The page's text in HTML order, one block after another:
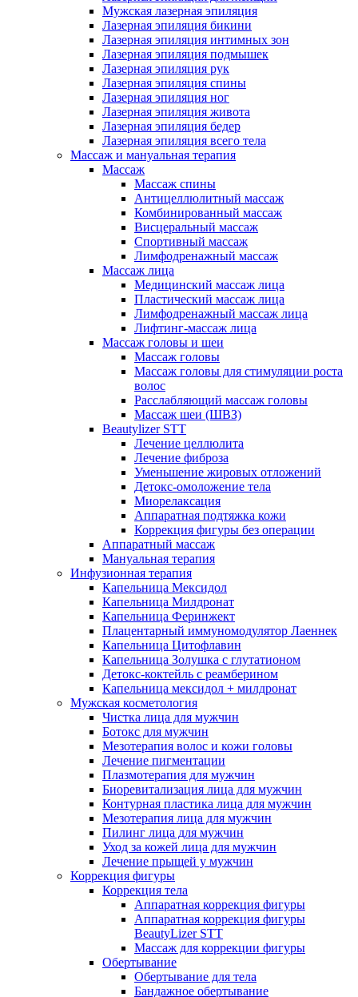
Мужская лазерная эпиляция
Лазерная эпиляция бикини
Лазерная эпиляция интимных зон
Лазерная эпиляция подмышек
Лазерная эпиляция рук
Лазерная эпиляция спины
Лазерная эпиляция ног
Лазерная эпиляция живота
Лазерная эпиляция бедер
Лазерная эпиляция всего тела
Массаж и мануальная терапия
Массаж
Массаж спины
Антицеллюлитный массаж
Комбинированный массаж
Висцеральный массаж
Спортивный массаж
Лимфодренажный массаж
Массаж лица
Медицинский массаж лица
Пластический массаж лица
Лимфодренажный массаж лица
Лифтинг-массаж лица
Массаж головы и шеи
Массаж головы
Массаж головы для стимуляции роста
волос
Расслабляющий массаж головы
Массаж шеи (ШВЗ)
Beautylizer STT
Лечение целлюлита
Лечение фиброза
Уменьшение жировых отложений
Детокс-омоложение тела
Миорелаксация
Аппаратная подтяжка кожи
Коррекция фигуры без операции
Аппаратный массаж
Мануальная терапия
Инфузионная терапия
Капельница Мексидол
Капельница Милдронат
Капельница Феринжект
Плацентарный иммуномодулятор Лаеннек
Капельница Цитофлавин
Капельница Золушка с глутатионом
Детокс-коктейль с реамберином
Капельница мексидол + милдронат
Мужская косметология
Чистка лица для мужчин
Ботокс для мужчин
Мезотерапия волос и кожи головы
Лечение пигментации
Плазмотерапия для мужчин
Биоревитализация лица для мужчин
Контурная пластика лица для мужчин
Мезотерапия лица для мужчин
Пилинг лица для мужчин
Уход за кожей лица для мужчин
Лечение прыщей у мужчин
Коррекция фигуры
Коррекция тела
Аппаратная коррекция фигуры
Аппаратная коррекция фигуры
BeautyLizer STT
Массаж для коррекции фигуры
Обертывание
Обертывание для тела
Бандажное обертывание